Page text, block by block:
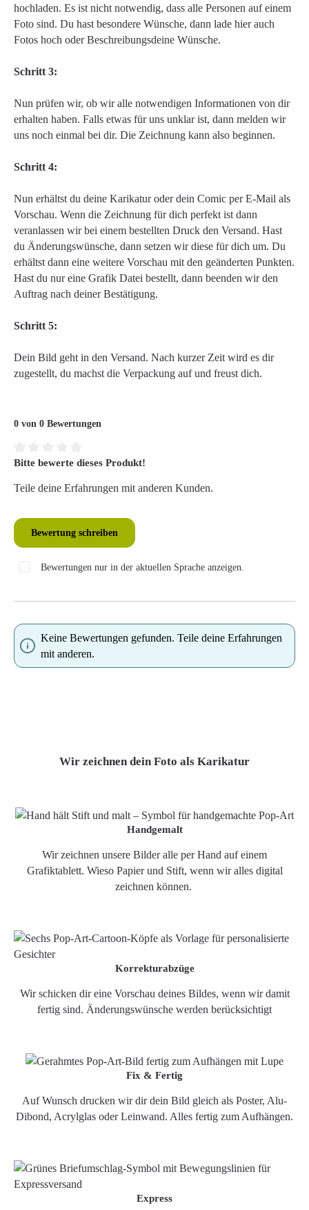
hochladen. Es ist nicht notwendig, dass alle Personen auf einem
Foto sind. Du hast besondere Wünsche, dann lade hier auch
Fotos hoch oder Beschreibungsdeine Wünsche.
Schritt 3:
Nun prüfen wir, ob wir alle notwendigen Informationen von dir
erhalten haben. Falls etwas für uns unklar ist, dann melden wir
uns noch einmal bei dir. Die Zeichnung kann also beginnen.
Schritt 4:
Nun erhältst du deine Karikatur oder dein Comic per E-Mail als
Vorschau. Wenn die Zeichnung für dich perfekt ist dann
veranlassen wir bei einem bestellten Druck den Versand. Hast
du Änderungswünsche, dann setzen wir diese für dich um. Du
erhältst dann eine weitere Vorschau mit den geänderten Punkten.
Hast du nur eine Grafik Datei bestellt, dann beenden wir den
Auftrag nach deiner Bestätigung.
Schritt 5:
Dein Bild geht in den Versand. Nach kurzer Zeit wird es dir
zugestellt, du machst die Verpackung auf und freust dich.
0 von 0 Bewertungen
Durchschnittliche Bewertung von 0 von 5 Sternen
Bitte bewerte dieses Produkt!
Teile deine Erfahrungen mit anderen Kunden.
Bewertung schreiben
Bewertungen nur in der aktuellen Sprache anzeigen.
Keine Bewertungen gefunden. Teile deine Erfahrungen
mit anderen.
Wir zeichnen dein Foto als Karikatur
Handgemalt
Wir zeichnen unsere Bilder alle per Hand auf einem
Grafiktablett. Wieso Papier und Stift, wenn wir alles digital
zeichnen können.
Korrekturabzüge
Wir schicken dir eine Vorschau deines Bildes, wenn wir damit
fertig sind. Änderungswünsche werden berücksichtigt
Fix & Fertig
Auf Wunsch drucken wir dir dein Bild gleich als Poster, Alu-
Dibond, Acrylglas oder Leinwand. Alles fertig zum Aufhängen.
Express